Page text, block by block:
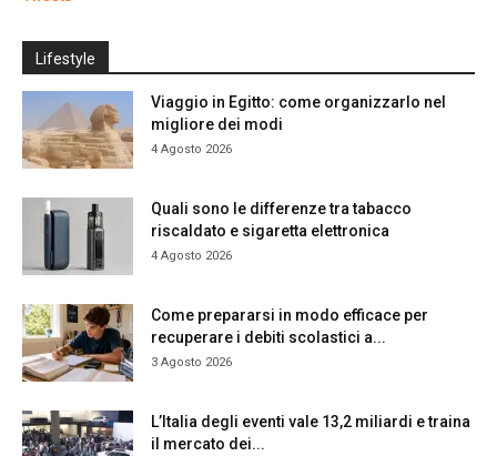
Lifestyle
Viaggio in Egitto: come organizzarlo nel
migliore dei modi
4 Agosto 2026
Quali sono le differenze tra tabacco
riscaldato e sigaretta elettronica
4 Agosto 2026
Come prepararsi in modo efficace per
recuperare i debiti scolastici a...
3 Agosto 2026
L’Italia degli eventi vale 13,2 miliardi e traina
il mercato dei...